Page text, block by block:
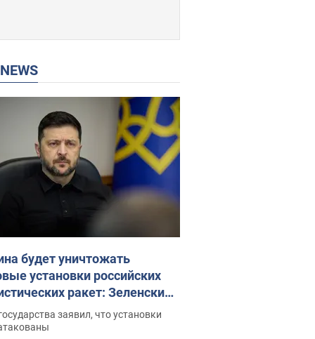
NEWS
будет уничтожать
установки российских
ракет: Зеленский
заседание СНБО
заявил, что установки